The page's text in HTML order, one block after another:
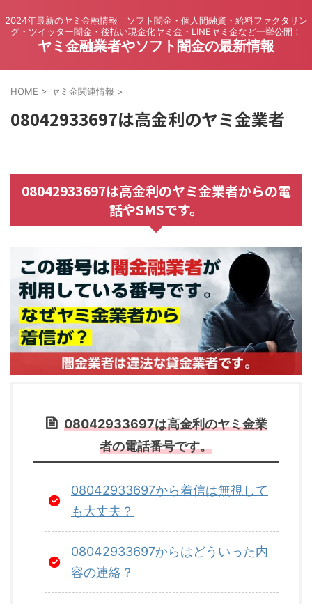
2024年最新のヤミ金融情報 ソフト闇金・個人間融資・給料ファクタリン
グ・ツイッター闇金・後払い現金化ヤミ金・LINEヤミ金など一挙公開！
ヤミ金融業者やソフト闇金の最新情報
HOME > ヤミ金関連情報 >
08042933697は高金利のヤミ金業者
08042933697は高金利のヤミ金業者からの電
話やSMSです。
08042933697は高金利のヤミ金業
者の電話番号です。
08042933697から着信は無視して
も大丈夫？
08042933697からはどういった内
容の連絡？